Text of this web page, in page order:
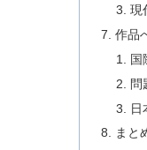
現
作品
国
問
日
まと